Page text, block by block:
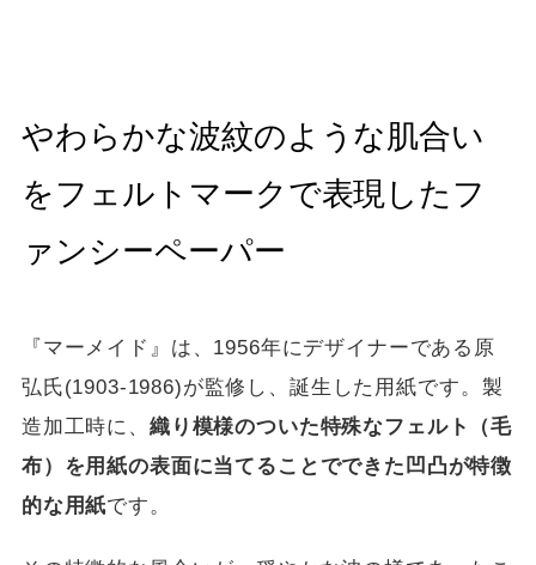
やわらかな波紋のような肌合い
をフェルトマークで表現したフ
ァンシーペーパー
『マーメイド』は、1956年にデザイナーである原
弘氏(1903-1986)が監修し、誕生した用紙です。製
造加工時に、 織り模様のついた特殊なフェルト（毛
布）を用紙の表面に当てることでできた凹凸が特徴
的な用紙です。